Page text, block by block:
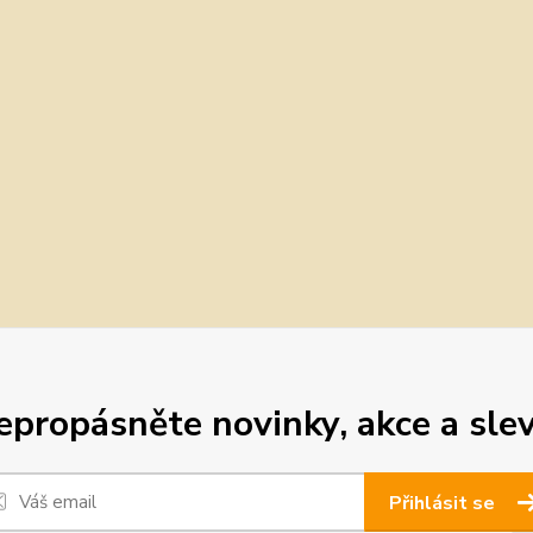
novinky, akce a
Přihlásit se